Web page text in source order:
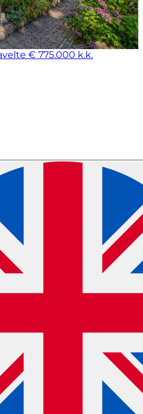
€ 775.000 k.k.